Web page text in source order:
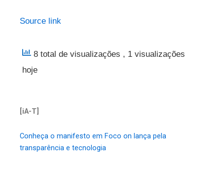
Source link
8 total de visualizações , 1 visualizações
hoje
[iA-T]
Conheça o manifesto em Foco on lança pela
transparência e tecnologia